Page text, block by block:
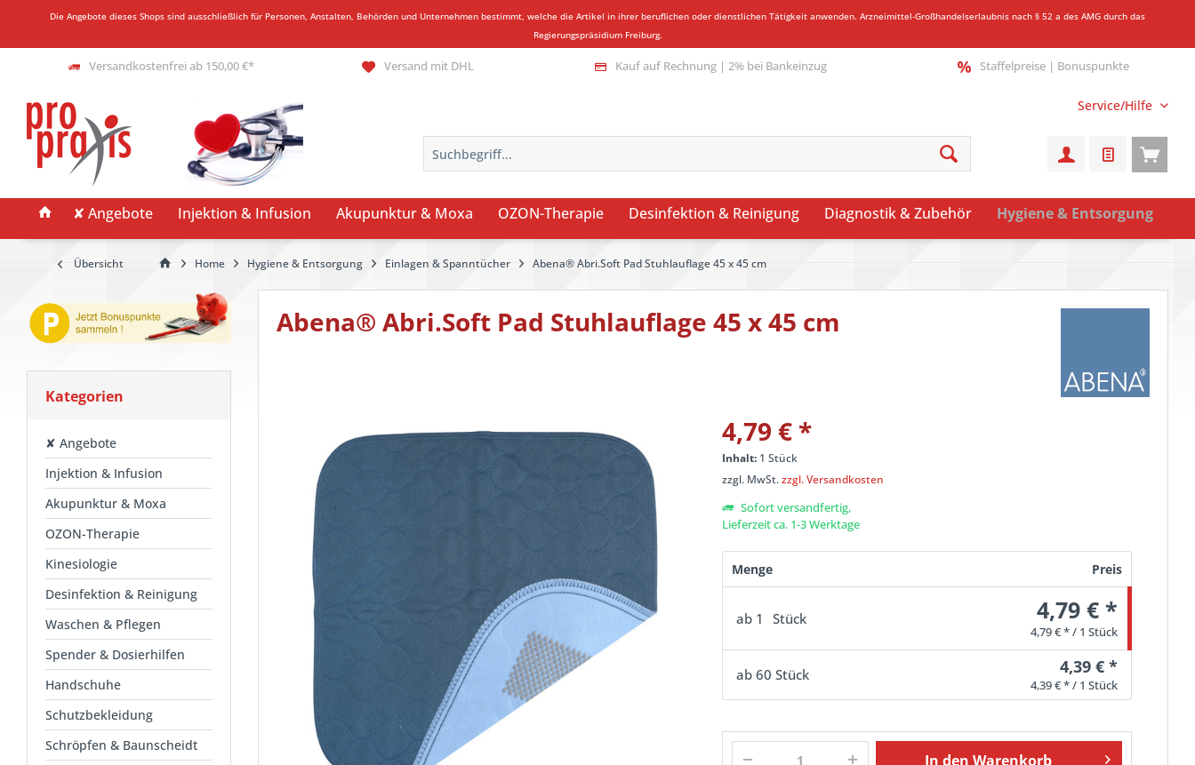
Die Angebote dieses Shops sind ausschließlich für Personen, Anstalten, Behörden und Unternehmen bestimmt, welche die Artikel in ihrer beruflichen oder dienstlichen Tätigkeit anwenden. Arzneimittel-Großhandelserlaubnis nach § 52 a des AMG durch das
Regierungspräsidium Freiburg.
Versandkostenfrei ab 150,00 €* Versand mit DHL Kauf auf Rechnung | 2% bei Bankeinzug Staffelpreise | Bonuspunkte
Service/Hilfe
✘ Angebote Injektion & Infusion Akupunktur & Moxa OZON-Therapie Desinfektion & Reinigung Diagnostik & Zubehör Hygiene & Entsorgung
Übersicht Home Hygiene & Entsorgung Einlagen & Spanntücher Abena® Abri.Soft Pad Stuhlauflage 45 x 45 cm
Kategorien
✘ Angebote
Injektion & Infusion
Akupunktur & Moxa
OZON-Therapie
Kinesiologie
Desinfektion & Reinigung
Waschen & Pflegen
Spender & Dosierhilfen
Handschuhe
Schutzbekleidung
Schröpfen & Baunscheidt
Abena® Abri.Soft Pad Stuhlauflage 45 x 45 cm
4,79 €*
Inhalt: 1 Stück
zzgl. MwSt.zzgl. Versandkosten
Sofort versandfertig,
Lieferzeit ca. 1-3 Werktage
Menge Preis
ab 1 Stück 4,79 € *
4,79 € * / 1 Stück
ab 60 Stück 4,39 € *
4,39 € * / 1 Stück
In den Warenkorb